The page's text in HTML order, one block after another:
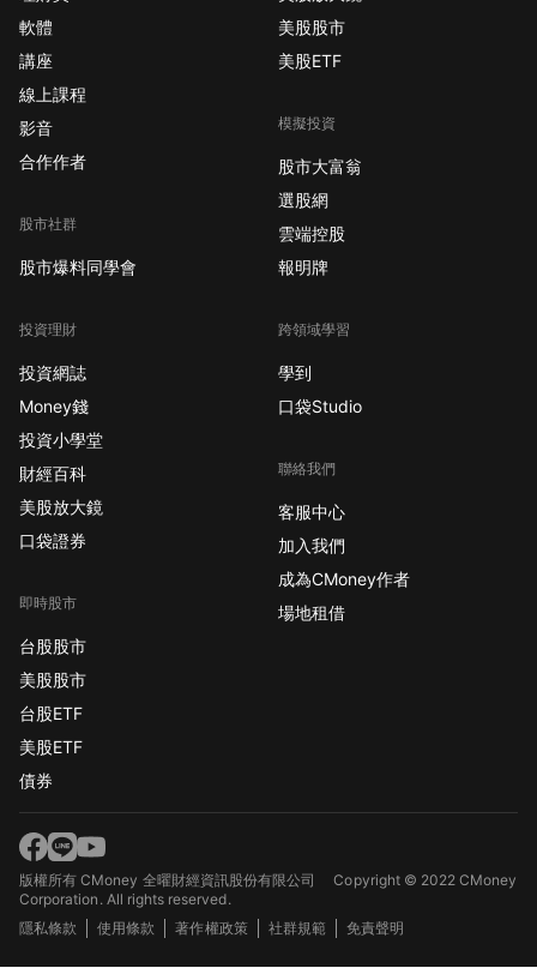
軟體
講座
線上課程
影音
合作作者
股市社群
股市爆料同學會
投資理財
投資網誌
Money錢
投資小學堂
財經百科
美股放大鏡
口袋證券
即時股市
台股股市
美股股市
台股ETF
美股ETF
債券
美股股市
美股ETF
模擬投資
股市大富翁
選股網
雲端控股
報明牌
跨領域學習
學到
口袋Studio
聯絡我們
客服中心
加入我們
成為CMoney作者
場地租借
版權所有 CMoney 全曜財經資訊股份有限公司Copyright © 2022 CMoney
Corporation. All rights reserved.
隱私條款
使用條款 著作權政策 社群規範 免責聲明